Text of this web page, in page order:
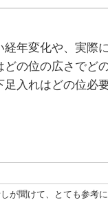
年変化や、実際
の位の広さでど
入れはどの位必
が聞けて、とても参考